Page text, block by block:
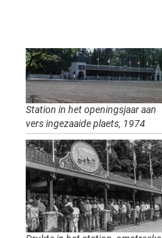
Station in het openingsjaar aan
vers ingezaaide plaets, 1974